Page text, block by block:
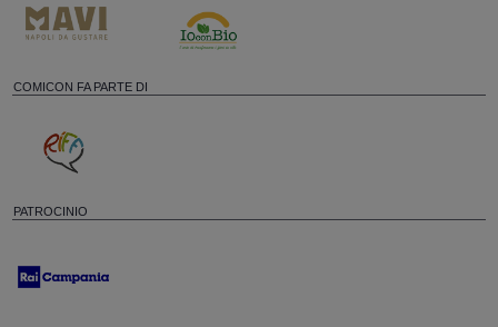
COMICON FA PARTE DI
PATROCINIO